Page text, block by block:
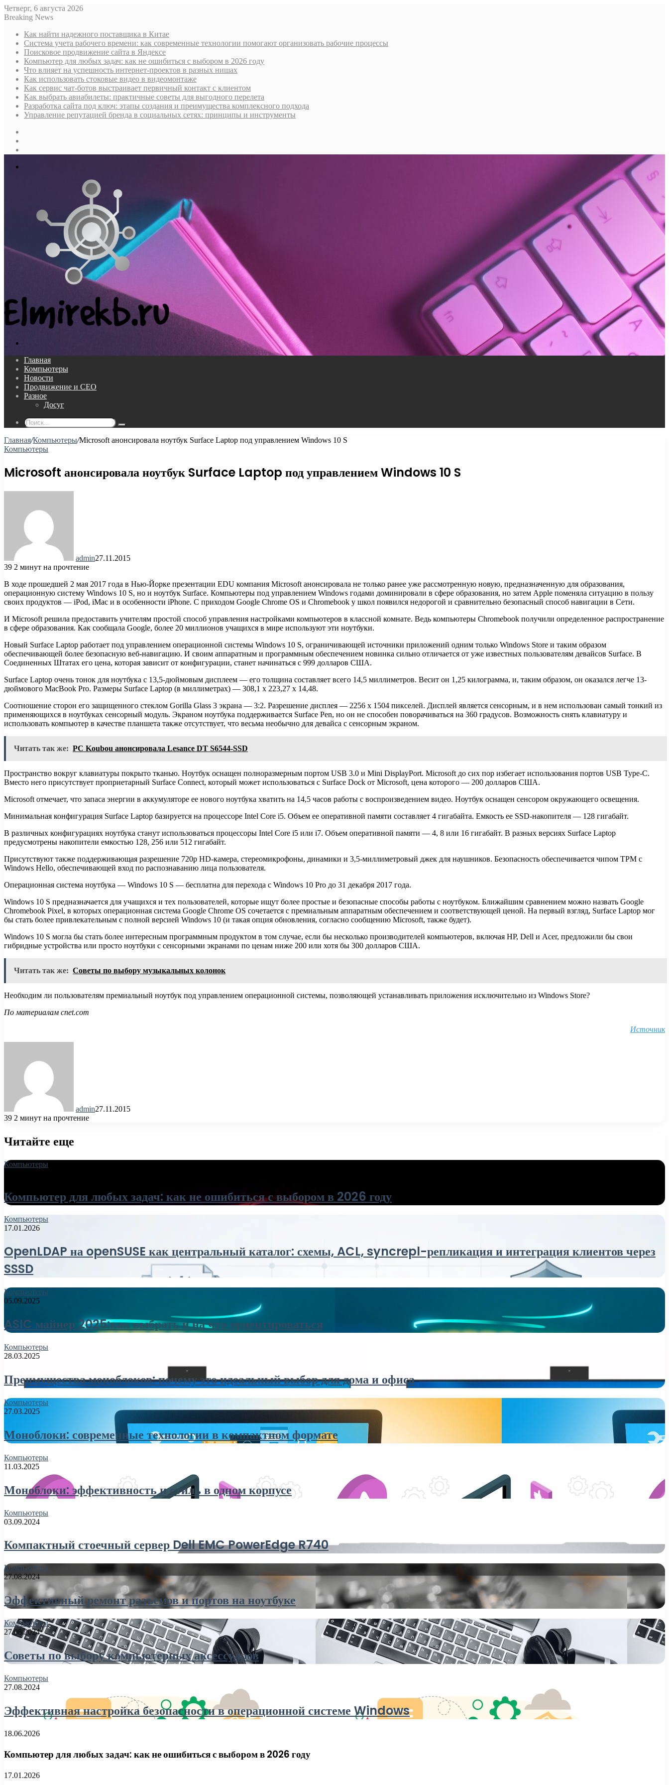
Четверг, 6 августа 2026
Breaking News
Как найти надежного поставщика в Китае
Система учета рабочего времени: как современные технологии помогают организовать рабочие процессы
Поисковое продвижение сайта в Яндексе
Компьютер для любых задач: как не ошибиться с выбором в 2026 году
Что влияет на успешность интернет-проектов в разных нишах
Как использовать стоковые видео в видеомонтаже
Как сервис чат-ботов выстраивает первичный контакт с клиентом
Как выбрать авиабилеты: практичные советы для выгодного перелета
Разработка сайта под ключ: этапы создания и преимущества комплексного подхода
Управление репутацией бренда в социальных сетях: принципы и инструменты
Главная
Компьютеры
Новости
Продвижение и СЕО
Разное
Досуг
Поиск...
Главная/Компьютеры/Microsoft анонсировала ноутбук Surface Laptop под управлением Windows 10 S
Компьютеры
Microsoft анонсировала ноутбук Surface Laptop под управлением Windows 10 S
admin27.11.2015
39 2 минут на прочтение
В ходе прошедшей 2 мая 2017 года в Нью-Йорке презентации EDU компания Microsoft анонсировала не только ранее уже рассмотренную новую, предназначенную для образования,
операционную систему Windows 10 S, но и ноутбук Surface. Компьютеры под управлением Windows годами доминировали в сфере образования, но затем Apple поменяла ситуацию в пользу
своих продуктов — iPod, iMac и в особенности iPhone. С приходом Google Chrome OS и Chromebook у школ появился недорогой и сравнительно безопасный способ навигации в Сети.
И Microsoft решила предоставить учителям простой способ управления настройками компьютеров в классной комнате. Ведь компьютеры Chromebook получили определенное распространение
в сфере образования. Как сообщала Google, более 20 миллионов учащихся в мире используют эти ноутбуки.
Новый Surface Laptop работает под управлением операционной системы Windows 10 S, ограничивающей источники приложений одним только Windows Store и таким образом
обеспечивающей более безопасную веб-навигацию. И своим аппаратным и программным обеспечением новинка сильно отличается от уже известных пользователям девайсов Surface. В
Соединенных Штатах его цена, которая зависит от конфигурации, станет начинаться с 999 долларов США.
Surface Laptop очень тонок для ноутбука с 13,5-дюймовым дисплеем — его толщина составляет всего 14,5 миллиметров. Весит он 1,25 килограмма, и, таким образом, он оказался легче 13-
дюймового MacBook Pro. Размеры Surface Laptop (в миллиметрах) — 308,1 x 223,27 x 14,48.
Соотношение сторон его защищенного стеклом Gorilla Glass 3 экрана — 3:2. Разрешение дисплея — 2256 x 1504 пикселей. Дисплей является сенсорным, и в нем использован самый тонкий из
применяющихся в ноутбуках сенсорный модуль. Экраном ноутбука поддерживается Surface Pen, но он не способен поворачиваться на 360 градусов. Возможность снять клавиатуру и
использовать компьютер в качестве планшета также отсутствует, что весьма необычно для девайса с сенсорным экраном.
Читать так же: PC Koubou анонсировала Lesance DT S6544-SSD
Пространство вокруг клавиатуры покрыто тканью. Ноутбук оснащен полноразмерным портом USB 3.0 и Mini DisplayPort. Microsoft до сих пор избегает использования портов USB Type-C.
Вместо него присутствует проприетарный Surface Connect, который может использоваться с Surface Dock от Microsoft, цена которого — 200 долларов США.
Microsoft отмечает, что запаса энергии в аккумуляторе ее нового ноутбука хватить на 14,5 часов работы с воспроизведением видео. Ноутбук оснащен сенсором окружающего освещения.
Минимальная конфигурация Surface Laptop базируется на процессоре Intel Core i5. Объем ее оперативной памяти составляет 4 гигабайта. Емкость ее SSD-накопителя — 128 гигабайт.
В различных конфигурациях ноутбука станут использоваться процессоры Intel Core i5 или i7. Объем оперативной памяти — 4, 8 или 16 гигабайт. В разных версиях Surface Laptop
предусмотрены накопители емкостью 128, 256 или 512 гигабайт.
Присутствуют также поддерживающая разрешение 720p HD-камера, стереомикрофоны, динамики и 3,5-миллиметровый джек для наушников. Безопасность обеспечивается чипом TPM с
Windows Hello, обеспечивающей вход по распознаванию лица пользователя.
Операционная система ноутбука — Windows 10 S — бесплатна для перехода с Windows 10 Pro до 31 декабря 2017 года.
Windows 10 S предназначается для учащихся и тех пользователей, которые ищут более простые и безопасные способы работы с ноутбуком. Ближайшим сравнением можно назвать Google
Chromebook Pixel, в которых операционная система Google Chrome OS сочетается с премиальным аппаратным обеспечением и соответствующей ценой. На первый взгляд, Surface Laptop мог
бы стать более привлекательным с полной версией Windows 10 (и такая опция обновления, согласно сообщению Microsoft, также будет).
Windows 10 S могла бы стать более интересным программным продуктом в том случае, если бы несколько производителей компьютеров, включая HP, Dell и Acer, предложили бы свои
гибридные устройства или просто ноутбуки с сенсорными экранами по ценам ниже 200 или хотя бы 300 долларов США.
Читать так же: Советы по выбору музыкальных колонок
Необходим ли пользователям премиальный ноутбук под управлением операционной системы, позволяющей устанавливать приложения исключительно из Windows Store?
По материалам cnet.com
Источник
admin27.11.2015
39 2 минут на прочтение
Читайте еще
Компьютеры
Компьютер для любых задач: как не ошибиться с выбором в 2026 году
Компьютеры
17.01.2026
OpenLDAP на openSUSE как центральный каталог: схемы, ACL, syncrepl-репликация и интеграция клиентов через
SSSD
Компьютеры
05.09.2025
ASIC майнер 2025:как выбрать и на что ориентироваться
Компьютеры
28.03.2025
Преимущества моноблоков: почему это идеальный выбор для дома и офиса
Компьютеры
27.03.2025
Моноблоки: современные технологии в компактном формате
Компьютеры
11.03.2025
Моноблоки: эффективность и стиль в одном корпусе
Компьютеры
03.09.2024
Компактный стоечный сервер Dell EMC PowerEdge R740
Компьютеры
27.08.2024
Эффективный ремонт разъемов и портов на ноутбуке
Компьютеры
27.08.2024
Советы по выбору компьютерных аксессуаров
Компьютеры
27.08.2024
Эффективная настройка безопасности в операционной системе Windows
18.06.2026
Компьютер для любых задач: как не ошибиться с выбором в 2026 году
17.01.2026